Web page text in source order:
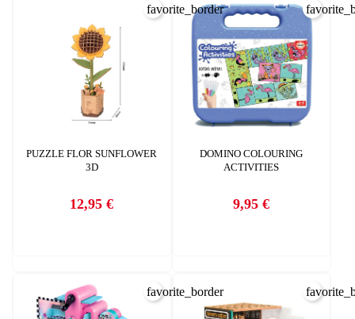
PUZZLE FLOR SUNFLOWER
3D
Precio
12,95 €
favorite_border
DOMINO COLOURING
ACTIVITIES
Precio
9,95 €
favorite_border